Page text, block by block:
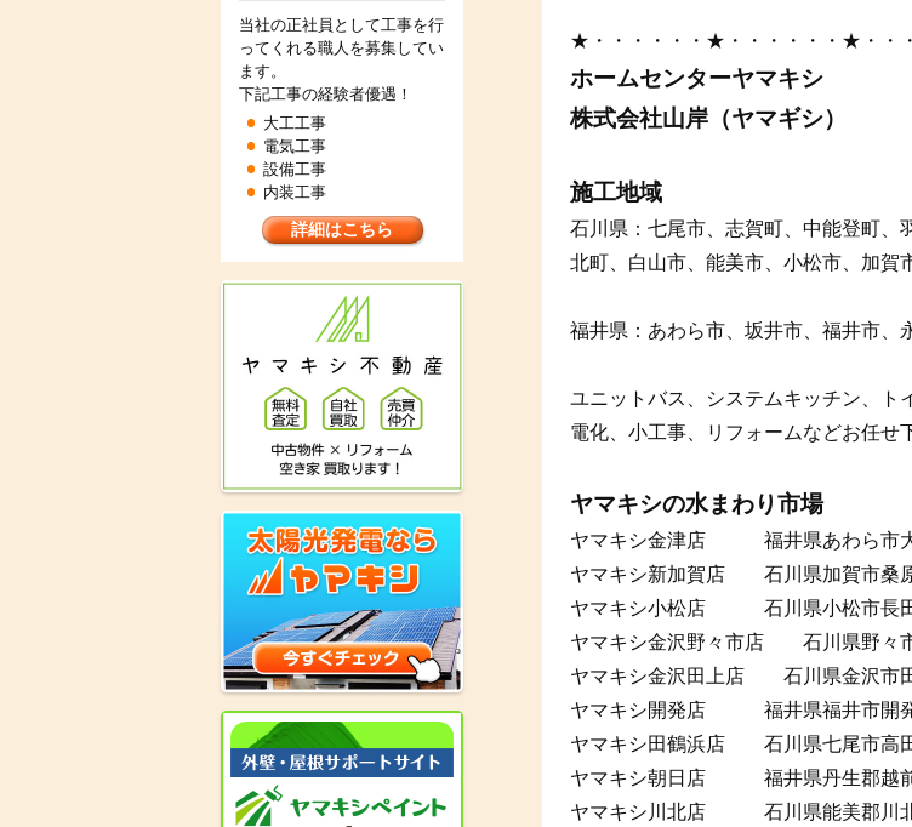
★・・・・・・★・・・・・・★・・
ホームセンターヤマキシ
株式会社山岸（ヤマギシ）
施工地域
石川県：七尾市、志賀町、中能登町、
北町、白山市、能美市、小松市、加賀
福井県：あわら市、坂井市、福井市、
ユニットバス、システムキッチン、ト
電化、小工事、リフォームなどお任せ
ヤマキシの水まわり市場
ヤマキシ金津店 福井県あわら市大
ヤマキシ新加賀店 石川県加賀市桑
ヤマキシ小松店 石川県小松市長田
ヤマキシ金沢野々市店 石川県野々
ヤマキシ金沢田上店 石川県金沢市
ヤマキシ開発店 福井県福井市開
ヤマキシ田鶴浜店 石川県七尾市高
ヤマキシ朝日店 福井県丹生郡越前
ヤマキシ川北店 石川県能美郡川北
当社の正社員として工事を行
ってくれる職人を募集してい
ます。
下記工事の経験者優遇！
大工工事
電気工事
設備工事
内装工事
詳細はこちら